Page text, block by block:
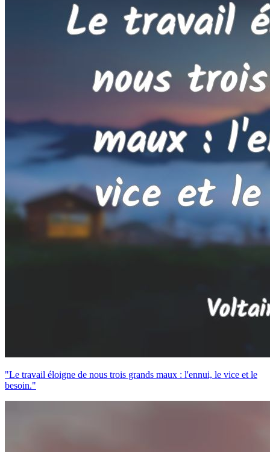
"Le travail éloigne de nous trois grands maux : l'ennui, le vice et le
besoin."